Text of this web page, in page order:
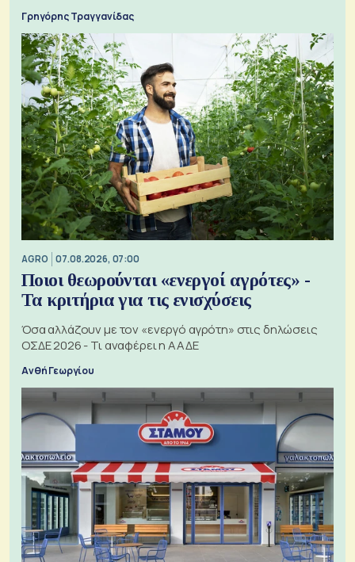
Γρηγόρης Τραγγανίδας
AGRO 07.08.2026, 07:00
Ποιοι θεωρούνται «ενεργοί αγρότες» -
Τα κριτήρια για τις ενισχύσεις
Όσα αλλάζουν με τον «ενεργό αγρότη» στις δηλώσεις
ΟΣΔΕ 2026 - Τι αναφέρει η ΑΑΔΕ
Ανθή Γεωργίου